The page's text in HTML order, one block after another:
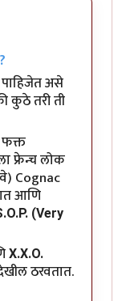
असे
कुठे तरी ती
फक्त
फ्रेन्च लोक
Cognac
आणि
(Very
X.X.O.
ठरवतात.